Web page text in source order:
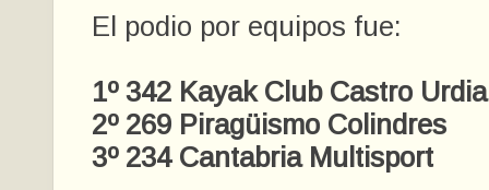
El podio por equipos fue:
1º 342 Kayak Club Castro
2º 269 Piragüismo Colindres
3º 234 Cantabria Multisport